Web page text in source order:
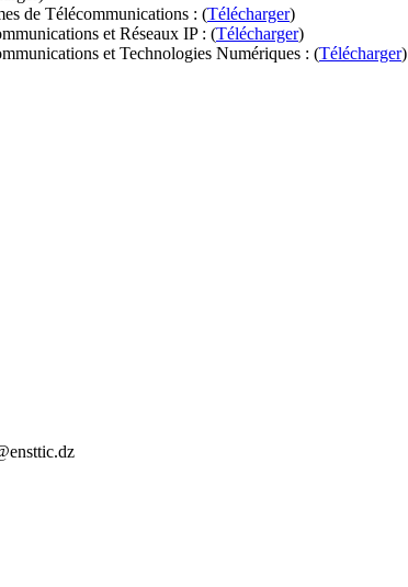
de Télécommunications : (Télécharger)
et Réseaux IP : (Télécharger)
et Technologies Numériques : (Télécharger)